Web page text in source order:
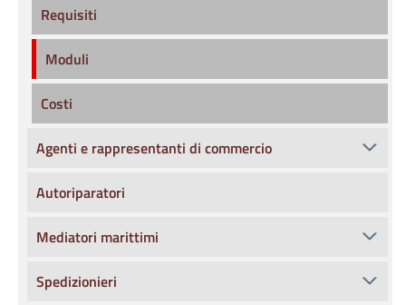
Requisiti
Moduli
Costi
Agenti e rappresentanti di commercio
Autoriparatori
Mediatori marittimi
Spedizionieri